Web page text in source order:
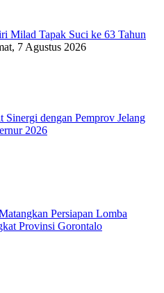
Milad Tapak Suci ke 63 Tahun
7 Agustus 2026
dengan Pemprov Jelang
2026
Persiapan Lomba
Provinsi Gorontalo